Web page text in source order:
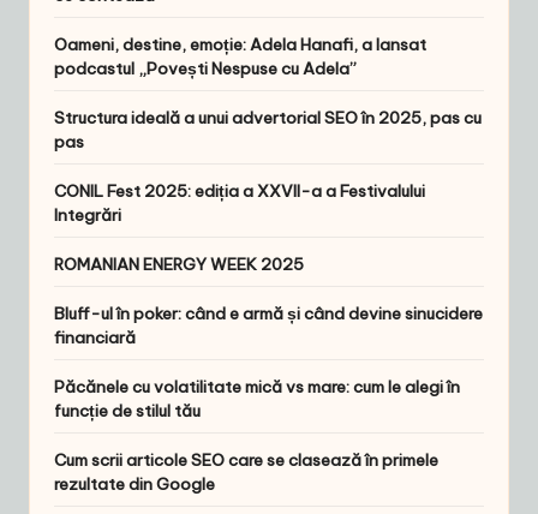
Oameni, destine, emoție: Adela Hanafi, a lansat
podcastul „Povești Nespuse cu Adela”
Structura ideală a unui advertorial SEO în 2025, pas cu
pas
CONIL Fest 2025: ediția a XXVII-a a Festivalului
Integrări
ROMANIAN ENERGY WEEK 2025
Bluff-ul în poker: când e armă și când devine sinucidere
financiară
Păcănele cu volatilitate mică vs mare: cum le alegi în
funcție de stilul tău
Cum scrii articole SEO care se clasează în primele
rezultate din Google